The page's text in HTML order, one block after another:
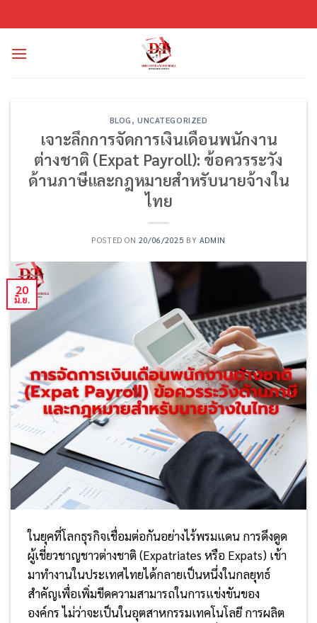
ไป
เนื้อหา
BLOG ,UNCATEGORIZED
เจาะลึกการจัดการเงินเดือนพนักงาน
ต่างชาติ (Expat Payroll): ข้อควรระวัง
ด้านภาษีและกฎหมายสำหรับนายจ้างใน
ไทย
POSTED ON 20/06/2025 BY ADMIN
20
มิ.ย.
ในยุคที่โลกธุรกิจเชื่อมต่อกันอย่างไร้พรมแดน การดึงดูด
ผู้เชี่ยวชาญชาวต่างชาติ (Expatriates หรือ Expats) เข้า
มาทำงานในประเทศไทยได้กลายเป็นหนึ่งในกลยุทธ์
สำคัญเพื่อเพิ่มขีดความสามารถในการแข่งขันของ
องค์กร ไม่ว่าจะเป็นในอุตสาหกรรมเทคโนโลยี การผลิต